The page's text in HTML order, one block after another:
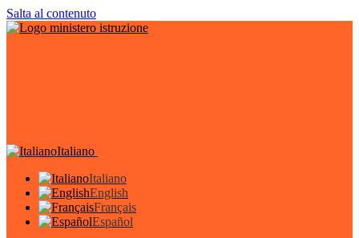
Salta al contenuto
Italiano
Italiano
English
Français
Español